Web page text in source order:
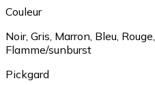
Couleur
Noir, Gris, Marron, Bleu, Rouge,
Flamme/sunburst
Pickgard